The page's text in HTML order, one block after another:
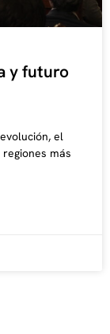
y futuro
el
más